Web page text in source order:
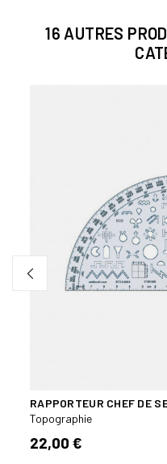
16 AUTRES
RAPPORTEUR CHEF DE
Topographie
22,00 €